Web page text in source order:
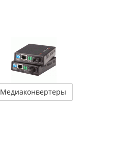
Медиаконвертеры